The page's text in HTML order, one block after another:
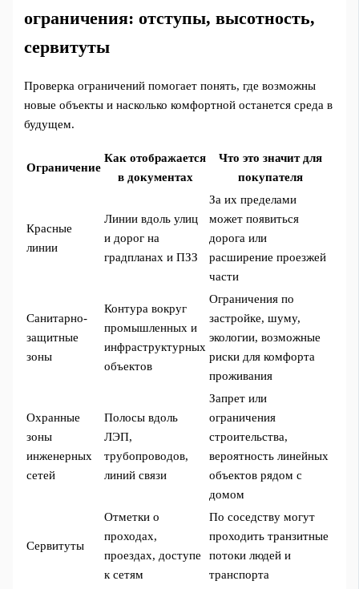
ограничения: отступы, высотность,
сервитуты
Проверка ограничений помогает понять, где возможны
новые объекты и насколько комфортной останется среда в
будущем.
Ограничение
Как отображается
в документах
Что это значит для
покупателя
Красные
линии
Линии вдоль улиц
и дорог на
градпланах и ПЗЗ
За их пределами
может появиться
дорога или
расширение проезжей
части
Санитарно-
защитные
зоны
Контура вокруг
промышленных и
инфраструктурных
объектов
Ограничения по
застройке, шуму,
экологии, возможные
риски для комфорта
проживания
Охранные
зоны
инженерных
сетей
Полосы вдоль
ЛЭП,
трубопроводов,
линий связи
Запрет или
ограничения
строительства,
вероятность линейных
объектов рядом с
домом
Сервитуты
Отметки о
проходах,
проездах, доступе
к сетям
По соседству могут
проходить транзитные
потоки людей и
транспорта